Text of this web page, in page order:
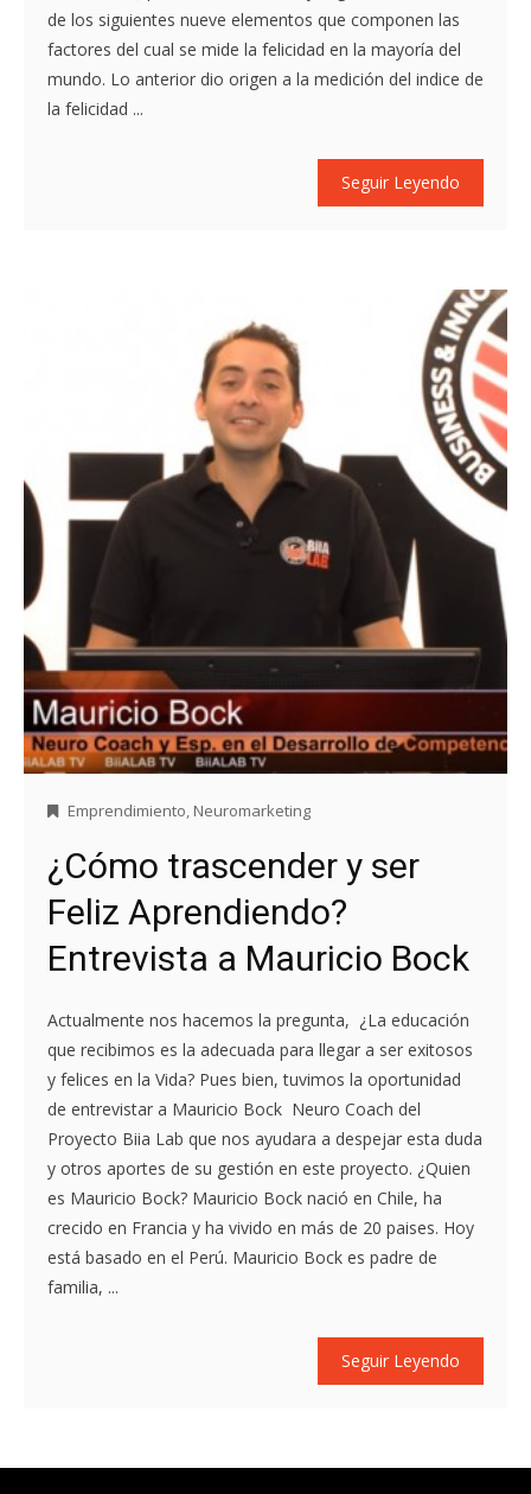
de los siguientes nueve elementos que componen las
factores del cual se mide la felicidad en la mayoría del
mundo. Lo anterior dio origen a la medición del indice de
la felicidad ...
Seguir Leyendo
Emprendimiento, Neuromarketing
¿Cómo trascender y ser
Feliz Aprendiendo?
Entrevista a Mauricio Bock
Actualmente nos hacemos la pregunta, ¿La educación
que recibimos es la adecuada para llegar a ser exitosos
y felices en la Vida? Pues bien, tuvimos la oportunidad
de entrevistar a Mauricio Bock Neuro Coach del
Proyecto Biia Lab que nos ayudara a despejar esta duda
y otros aportes de su gestión en este proyecto. ¿Quien
es Mauricio Bock? Mauricio Bock nació en Chile, ha
crecido en Francia y ha vivido en más de 20 paises. Hoy
está basado en el Perú. Mauricio Bock es padre de
familia, ...
Seguir Leyendo